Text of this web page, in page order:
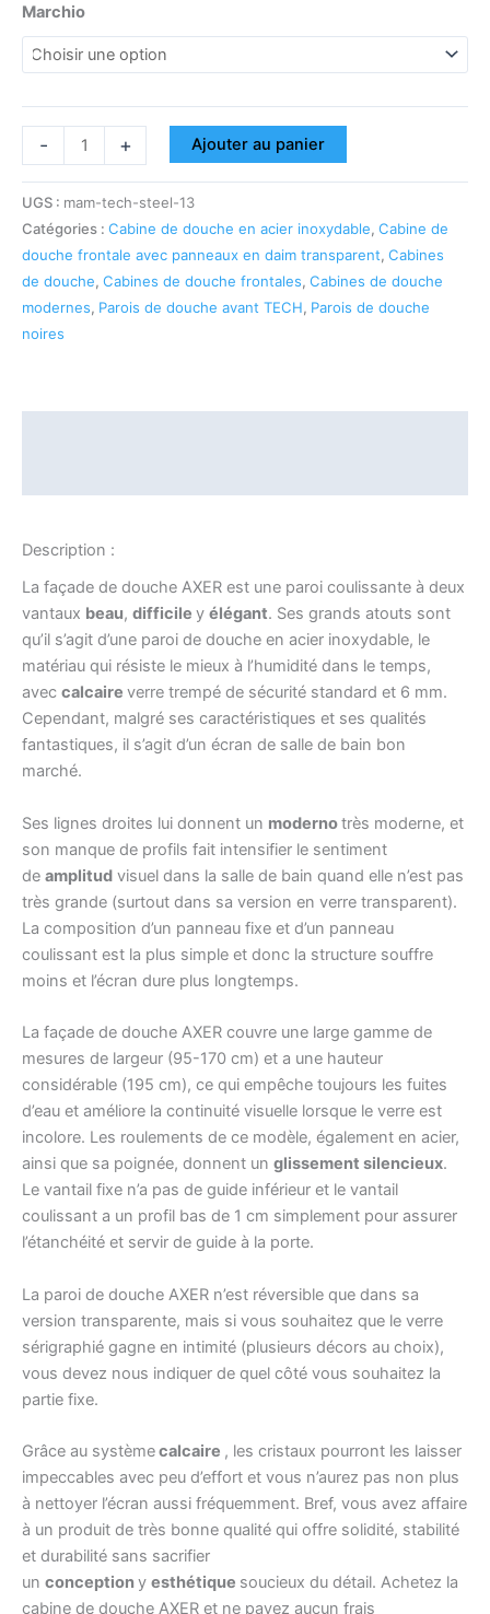
Marchio
- + Ajouter au panier
UGS : mam-tech-steel-13
Catégories : Cabine de douche en acier inoxydable, Cabine de
douche frontale avec panneaux en daim transparent, Cabines
de douche, Cabines de douche frontales, Cabines de douche
modernes, Parois de douche avant TECH, Parois de douche
noires
Description :
La façade de douche AXER est une paroi coulissante à deux
vantaux beau, difficile y élégant. Ses grands atouts sont
qu’il s’agit d’une paroi de douche en acier inoxydable, le
matériau qui résiste le mieux à l’humidité dans le temps,
avec calcaire verre trempé de sécurité standard et 6 mm.
Cependant, malgré ses caractéristiques et ses qualités
fantastiques, il s’agit d’un écran de salle de bain bon
marché.
Ses lignes droites lui donnent un modernotrès moderne, et
son manque de profils fait intensifier le sentiment
de amplitud visuel dans la salle de bain quand elle n’est pas
très grande (surtout dans sa version en verre transparent).
La composition d’un panneau fixe et d’un panneau
coulissant est la plus simple et donc la structure souffre
moins et l’écran dure plus longtemps.
La façade de douche AXER couvre une large gamme de
mesures de largeur (95-170 cm) et a une hauteur
considérable (195 cm), ce qui empêche toujours les fuites
d’eau et améliore la continuité visuelle lorsque le verre est
incolore. Les roulements de ce modèle, également en acier,
ainsi que sa poignée, donnent un glissement silencieux.
Le vantail fixe n’a pas de guide inférieur et le vantail
coulissant a un profil bas de 1 cm simplement pour assurer
l’étanchéité et servir de guide à la porte.
La paroi de douche AXER n’est réversible que dans sa
version transparente, mais si vous souhaitez que le verre
sérigraphié gagne en intimité (plusieurs décors au choix),
vous devez nous indiquer de quel côté vous souhaitez la
partie fixe.
Grâce au systèmecalcaire , les cristaux pourront les laisser
impeccables avec peu d’effort et vous n’aurez pas non plus
à nettoyer l’écran aussi fréquemment. Bref, vous avez affaire
à un produit de très bonne qualité qui offre solidité, stabilité
et durabilité sans sacrifier
un conceptiony esthétique soucieux du détail. Achetez la
cabine de douche AXER et ne payez aucun frais